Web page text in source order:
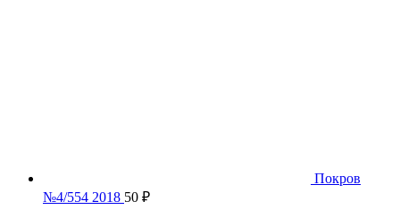
Покров
№4/554 2018 50 ₽